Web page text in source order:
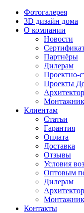
Фотогалерея
3D дизайн дома
О компании
Новости
Партнёры
Дилерам
Проектно-
Проекты
Клиентам
Статьи
Гарантия
Оплата
Доставка
Отзывы
Условия
Оптовым
Дилерам
Контакты